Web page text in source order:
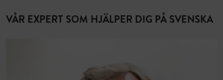
VÅR EXPERT SOM HJÄLPER DIG PÅ SVENSKA